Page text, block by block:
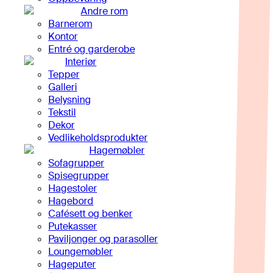
Andre rom
Barnerom
Kontor
Entré og garderobe
Interiør
Tepper
Galleri
Belysning
Tekstil
Dekor
Vedlikeholdsprodukter
Hagemøbler
Sofagrupper
Spisegrupper
Hagestoler
Hagebord
Cafésett og benker
Putekasser
Paviljonger og parasoller
Loungemøbler
Hageputer